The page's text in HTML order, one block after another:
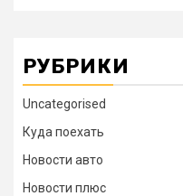
РУБРИКИ
Uncategorised
Куда поехать
Новости авто
Новости плюс